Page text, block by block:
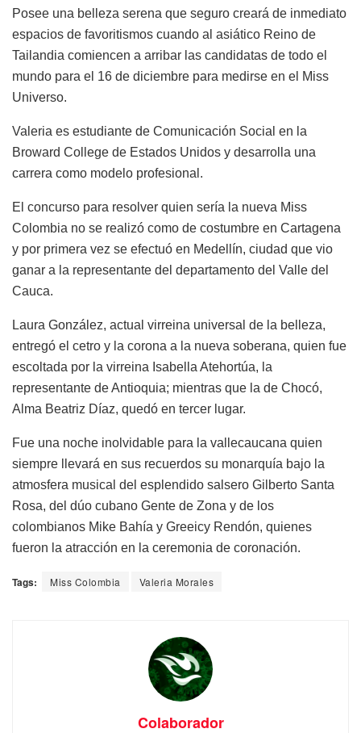
Posee una belleza serena que seguro creará de inmediato
espacios de favoritismos cuando al asiático Reino de
Tailandia comiencen a arribar las candidatas de todo el
mundo para el 16 de diciembre para medirse en el Miss
Universo.
Valeria es estudiante de Comunicación Social en la
Broward College de Estados Unidos y desarrolla una
carrera como modelo profesional.
El concurso para resolver quien sería la nueva Miss
Colombia no se realizó como de costumbre en Cartagena
y por primera vez se efectuó en Medellín, ciudad que vio
ganar a la representante del departamento del Valle del
Cauca.
Laura González, actual virreina universal de la belleza,
entregó el cetro y la corona a la nueva soberana, quien fue
escoltada por la virreina Isabella Atehortúa, la
representante de Antioquia; mientras que la de Chocó,
Alma Beatriz Díaz, quedó en tercer lugar.
Fue una noche inolvidable para la vallecaucana quien
siempre llevará en sus recuerdos su monarquía bajo la
atmosfera musical del esplendido salsero Gilberto Santa
Rosa, del dúo cubano Gente de Zona y de los
colombianos Mike Bahía y Greeicy Rendón, quienes
fueron la atracción en la ceremonia de coronación.
Tags: Miss Colombia Valeria Morales
Colaborador